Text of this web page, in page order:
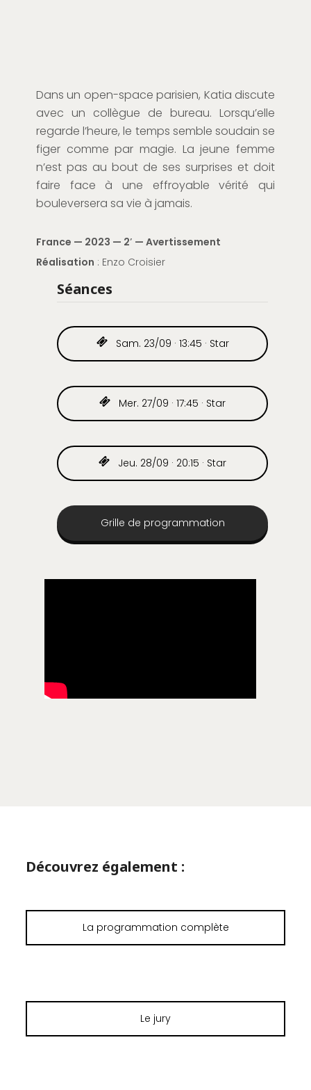
Dans un open-space parisien, Katia discute
avec un collègue de bureau. Lorsqu’elle
regarde l’heure, le temps semble soudain se
figer comme par magie. La jeune femme
n’est pas au bout de ses surprises et doit
faire face à une effroyable vérité qui
bouleversera sa vie à jamais.
France — 2023 — 2′ — Avertissement
Réalisation : Enzo Croisier
Séances
Sam. 23/09 · 13:45 · Star
Mer. 27/09 · 17:45 · Star
Jeu. 28/09 · 20:15 · Star
Grille de programmation
Découvrez également :
La programmation complète
Le jury